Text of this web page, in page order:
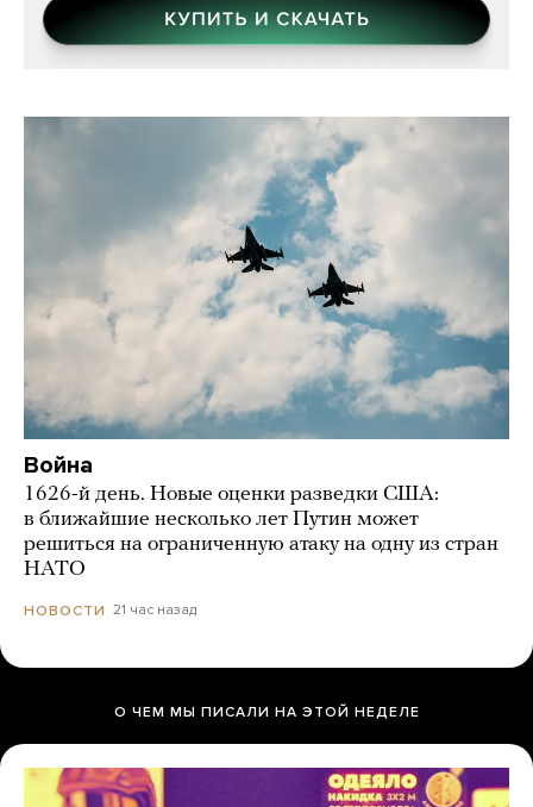
Война
1626-й день. Новые оценки разведки США:
в ближайшие несколько лет Путин может
решиться на ограниченную атаку на одну из стран
НАТО
НОВОСТИ 21 час назад
О ЧЕМ МЫ ПИСАЛИ НА ЭТОЙ НЕДЕЛЕ